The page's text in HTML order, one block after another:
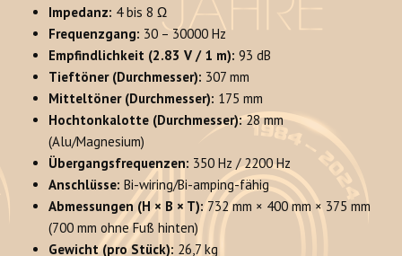
Impedanz: 4 bis 8 Ω
Frequenzgang: 30 – 30000 Hz
Empfindlichkeit (2.83 V / 1 m): 93 dB
Tieftöner (Durchmesser): 307 mm
Mitteltöner (Durchmesser): 175 mm
Hochtonkalotte (Durchmesser):28 mm
(Alu/Magnesium)
Übergangsfrequenzen: 350 Hz / 2200 Hz
Anschlüsse: Bi-wiring/Bi-amping-fähig
Abmessungen (H × B × T):732 mm × 400 mm × 375 mm
(700 mm ohne Fuß hinten)
Gewicht (pro Stück): 26,7 kg